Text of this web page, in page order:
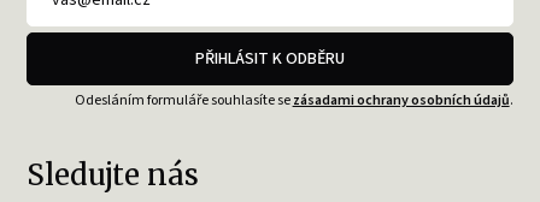
PŘIHLÁSIT K ODBĚRU
Odesláním formuláře souhlasíte sezásadami ochrany osobních údajů.
Sledujte nás